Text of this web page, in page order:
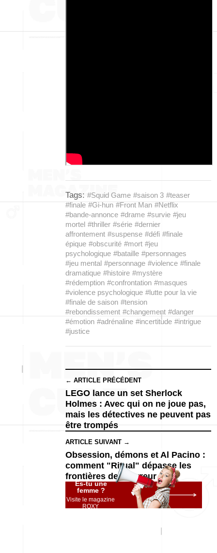
Tags: #Squid Game #saison 3 #teaser
#finale #Gi-hun #Front Man #Netflix
#bande-annonce #drame #survie #jeu
mortel #thriller #série #dernier
affrontement #suspense #défi #finale
épique #obscurité #mort #jeu
psychologique #bataille #personnages
#jeu mental #personnage #violence #finale
dramatique #histoire #mystère
#rédemption #confrontation #masques
#violence psychologique #lutte pour la vie
#finale de saison #tension
#rebondissement #changement #danger
#émotion #adrénaline #incertitude #intrigue
#justice
← ARTICLE PRÉCÉDENT
LEGO lance un set Sherlock
Holmes : Avec qui on ne joue pas,
mais les détectives ne peuvent pas
être trompés
ARTICLE SUIVANT →
Obsession, démons et Al Pacino :
comment "Ritual" dépasse les
frontières de l’horreur
Es-tu une
femme ?
Visite le magazine
ROXY